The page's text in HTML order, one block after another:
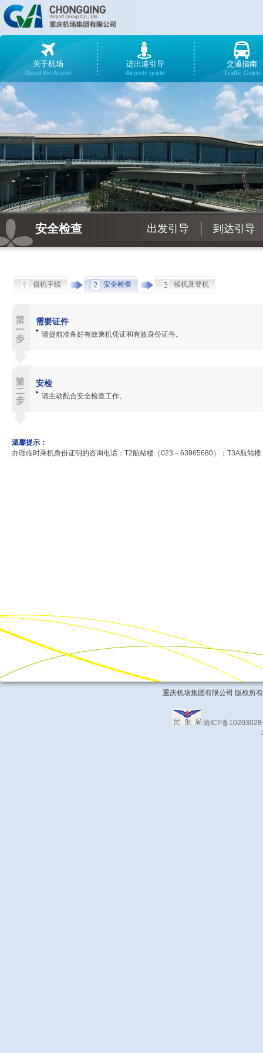
关于机场
About the Airport
进出港引导
Airports guide
交通指南
Traffic Guide
安全检查 出发引导 到达引导
值机手续 安全检查 候机及登机
需要证件
请提前准备好有效乘机凭证和有效身份证件。
安检
请主动配合安全检查工作。
温馨提示：
办理临时乘机身份证明的咨询电话：T2航站楼（023－63965680）；T3A航站
重庆机场集团有限公司 版权所
渝ICP备10203028